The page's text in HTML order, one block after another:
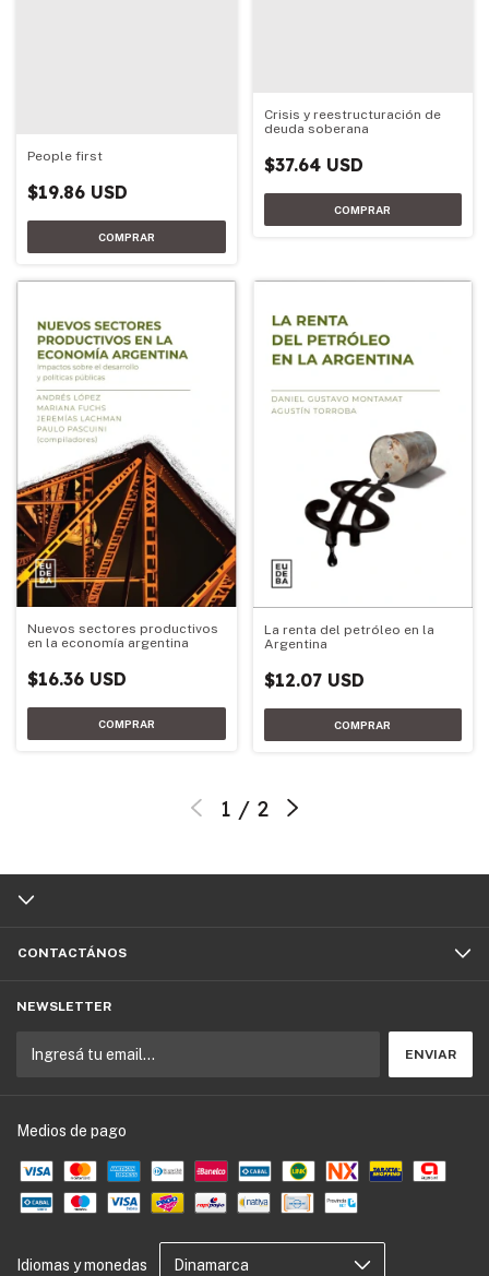
People first
$19.86 USD
Crisis y reestructuración de
deuda soberana
$37.64 USD
Nuevos sectores productivos
en la economía argentina
$16.36 USD
La renta del petróleo en la
Argentina
$12.07 USD
1 / 2
CONTACTÁNOS
NEWSLETTER
Medios de pago
Idiomas y monedas